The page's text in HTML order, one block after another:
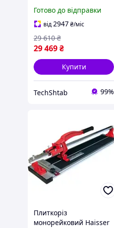
Готово до відправки
від2947₴/міс
29 469₴
29 610 ₴
Купити
TechShtab 99%
Плиткоріз
монорейковий Haisser